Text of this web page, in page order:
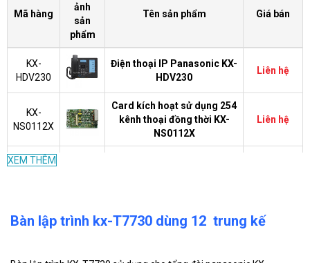
Mã hàng
ảnh
sản
phẩm
Tên sản phẩm Giá bán
KX-
HDV230
Điện thoại IP Panasonic KX-
HDV230
Liên hệ
KX-
NS0112X
Card kích hoạt sử dụng 254
kênh thoại đồng thời KX-
NS0112X
Liên hệ
KX-
KX-
NS1000
Khung chính tổng đài KX-
NS1000
Liên hệ
XEM THÊM
Bàn lập trình kx-T7730 dùng 12 trung kế